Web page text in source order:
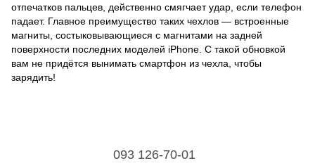
отпечатков пальцев, действенно смягчает удар, если телефон
падает. Главное преимущество таких чехлов — встроенные
магниты, состыковывающиеся с магнитами на задней
поверхности последних моделей iPhone. С такой обновкой
вам не придётся вынимать смартфон из чехла, чтобы
зарядить!
093 126-70-01